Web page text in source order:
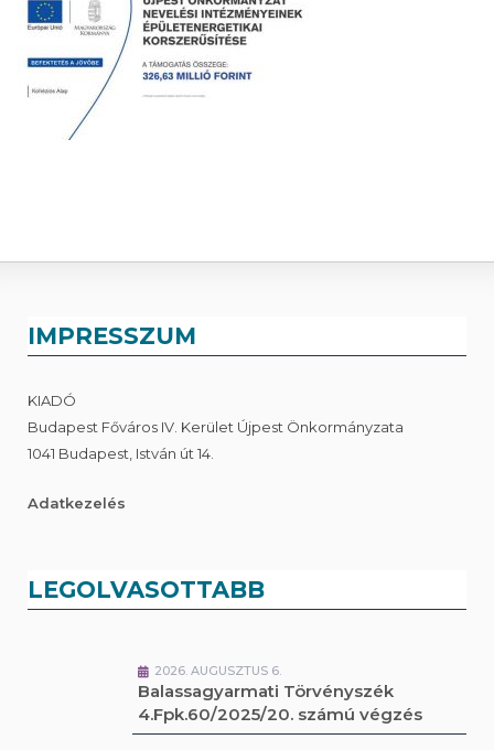
IMPRESSZUM
KIADÓ
Budapest Főváros IV. Kerület Újpest Önkormányzata
1041 Budapest, István út 14.
Adatkezelés
LEGOLVASOTTABB
2026. AUGUSZTUS 6.
Balassagyarmati Törvényszék
4.Fpk.60/2025/20. számú végzés